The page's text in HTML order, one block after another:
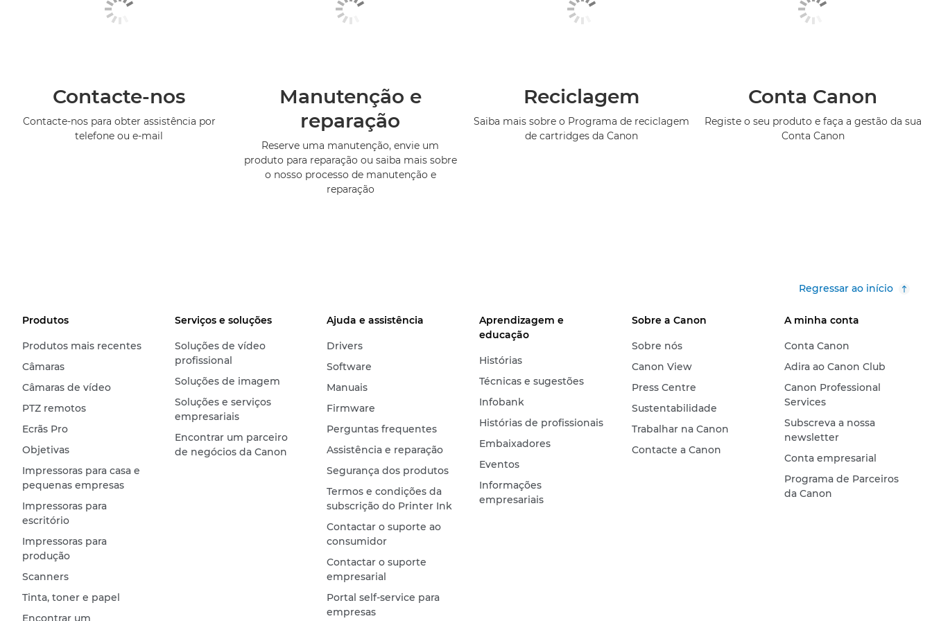
Contacte-nos
Contacte-nos para obter assistência por
telefone ou e-mail
Manutenção e
reparação
Reserve uma manutenção, envie um
produto para reparação ou saiba mais sobre
o nosso processo de manutenção e
reparação
Reciclagem
Saiba mais sobre o Programa de reciclagem
de cartridges da Canon
Conta Canon
Registe o seu produto e faça a gestão da sua
Conta Canon
Regressar ao início
Produtos
Produtos mais recentes
Câmaras
Câmaras de vídeo
PTZ remotos
Ecrãs Pro
Objetivas
Impressoras para casa e
pequenas empresas
Impressoras para
escritório
Impressoras para
produção
Scanners
Tinta, toner e papel
Encontrar um
Serviços e soluções
Soluções de vídeo
profissional
Soluções de imagem
Soluções e serviços
empresariais
Encontrar um parceiro
de negócios da Canon
Ajuda e assistência
Drivers
Software
Manuais
Firmware
Perguntas frequentes
Assistência e reparação
Segurança dos produtos
Termos e condições da
subscrição do Printer Ink
Contactar o suporte ao
consumidor
Contactar o suporte
empresarial
Portal self-service para
empresas
Aprendizagem e
educação
Histórias
Técnicas e sugestões
Infobank
Histórias de profissionais
Embaixadores
Eventos
Informações
empresariais
Sobre a Canon
Sobre nós
Canon View
Press Centre
Sustentabilidade
Trabalhar na Canon
Contacte a Canon
A minha conta
Conta Canon
Adira ao Canon Club
Canon Professional
Services
Subscreva a nossa
newsletter
Conta empresarial
Programa de Parceiros
da Canon